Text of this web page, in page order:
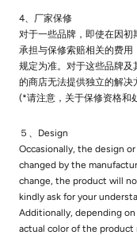
4、厂家保修
对于一些品牌，即使在因
承担与保修索赔相关的费
规定为准。对于这些品牌
的商店无法提供独立的解决
(*请注意，关于保修资格和
５、Design
Occasionally, the design
changed by the
change, the product will
kindly ask for your
Additionally, depending
actual color of the product